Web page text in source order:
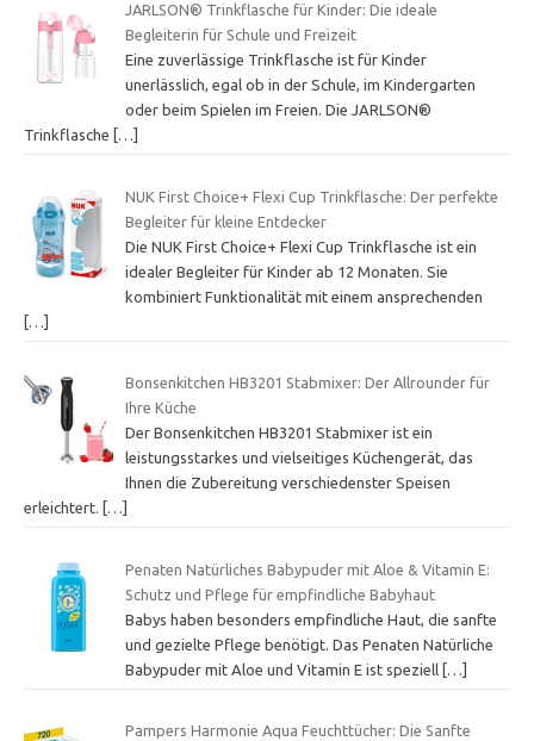
JARLSON® Trinkflasche für Kinder: Die ideale
Begleiterin für Schule und Freizeit
Eine zuverlässige Trinkflasche ist für Kinder
unerlässlich, egal ob in der Schule, im Kindergarten
oder beim Spielen im Freien. Die JARLSON®
Trinkflasche
[…]
NUK First Choice+ Flexi Cup Trinkflasche: Der perfekte
Begleiter für kleine Entdecker
Die NUK First Choice+ Flexi Cup Trinkflasche ist ein
idealer Begleiter für Kinder ab 12 Monaten. Sie
kombiniert Funktionalität mit einem ansprechenden
[…]
Bonsenkitchen HB3201 Stabmixer: Der Allrounder für
Ihre Küche
Der Bonsenkitchen HB3201 Stabmixer ist ein
leistungsstarkes und vielseitiges Küchengerät, das
Ihnen die Zubereitung verschiedenster Speisen
erleichtert.
[…]
Penaten Natürliches Babypuder mit Aloe & Vitamin E:
Schutz und Pflege für empfindliche Babyhaut
Babys haben besonders empfindliche Haut, die sanfte
und gezielte Pflege benötigt. Das Penaten Natürliche
Babypuder mit Aloe und Vitamin E ist speziell […]
Pampers Harmonie Aqua Feuchttücher: Die Sanfte